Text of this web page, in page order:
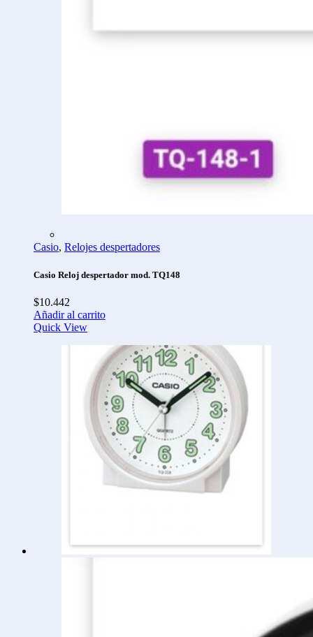
Casio, Relojes despertadores
Casio Reloj despertador mod. TQ148
$10.442
Añadir al carrito
Quick View